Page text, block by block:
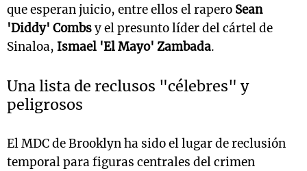
que esperan juicio, entre ellos el rapero Sean
'Diddy' Combsy el presunto líder del cártel de
Sinaloa, Ismael 'El Mayo' Zambada.
Una lista de reclusos "célebres" y
peligrosos
El MDC de Brooklyn ha sido el lugar de reclusión
temporal para figuras centrales del crimen